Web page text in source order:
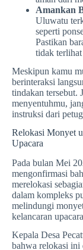
Amankan
Uluwatu
seperti
Pastikan
tidak
Meskipun kamu
berinteraksi
tindakan tersebut.
menyentuhmu,
instruksi dari
Relokasi Monyet
Upacara
Pada bulan Mei
mengonfirmasi
merelokasi
dalam kompleks
melindungi
kelancaran
Kepala Desa
bahwa relokasi ini